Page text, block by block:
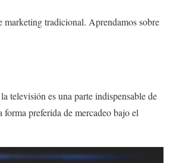
marketing tradicional. Aprendamos sobre
televisión es una parte indispensable de
forma preferida de mercadeo bajo el